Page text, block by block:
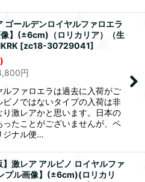
ゴールデンロイヤルファロエラ
像】(±6cm)（ロリカリア）（生
[zc18-30729041]
円
ルファロエラは過去に入荷がご
ビノではないタイプの入荷は非
激レアかと思います。日本の
ったことがございませんが、ペ
ジナル便…
】激レア アルビノ ロイヤルファ
プル画像】(±6cm)(ロリカリ